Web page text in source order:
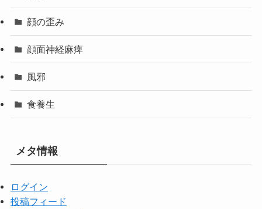
顔の歪み
顔面神経麻痺
風邪
食養生
メタ情報
ログイン
投稿フィード